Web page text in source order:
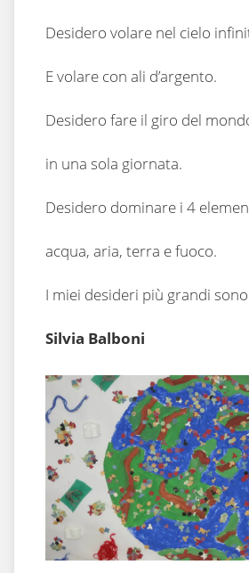
Desidero volare nel cielo
E volare con ali d’argento.
Desidero fare il giro del
in una sola giornata.
Desidero dominare i 4
acqua, aria, terra e fuoco.
I miei desideri più grandi
Silvia Balboni